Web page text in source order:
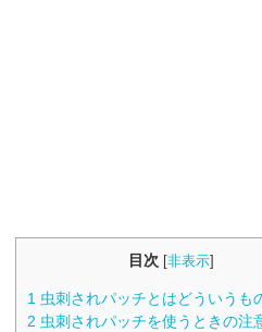
目次 [非表示]
1 虫刺されパッチとはどういうも
2 虫刺されパッチを使うときの注